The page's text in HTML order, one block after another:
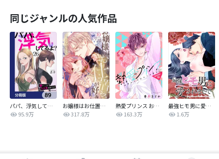
同じジャンルの人気作品
パパ、浮気してるよ？娘と二人でクズ夫を捨てます【分冊版】
95.9万
お嬢様はお仕置きが好き
317.8万
熱愛プリンス お兄ちゃんはキミが好き
163.3万
最強ヒモ男に愛されまして
1.6万